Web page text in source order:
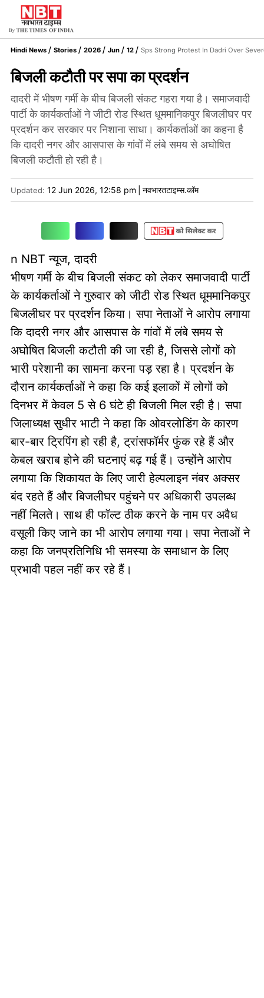
Hindi News Stories 2026 Jun 12 Sps Strong Protest In Dadri Over
बिजली कटौती पर सपा का प्रदर्शन
दादरी में भीषण गर्मी के बीच बिजली संकट गहरा गया है। समाजवादी
पार्टी के कार्यकर्ताओं ने जीटी रोड स्थित धूममानिकपुर बिजलीघर पर
प्रदर्शन कर सरकार पर निशाना साधा। कार्यकर्ताओं का कहना है
कि दादरी नगर और आसपास के गांवों में लंबे समय से अघोषित
बिजली कटौती हो रही है।
Updated: 12 Jun 2026, 12:58 pm नवभारतटाइम्स.कॉम
n NBT न्यूज, दादरी
भीषण गर्मी के बीच बिजली संकट को लेकर समाजवादी पार्टी
के कार्यकर्ताओं ने गुरुवार को जीटी रोड स्थित धूममानिकपुर
बिजलीघर पर प्रदर्शन किया। सपा नेताओं ने आरोप लगाया
कि दादरी नगर और आसपास के गांवों में लंबे समय से
अघोषित बिजली कटौती की जा रही है, जिससे लोगों को
भारी परेशानी का सामना करना पड़ रहा है। प्रदर्शन के
दौरान कार्यकर्ताओं ने कहा कि कई इलाकों में लोगों को
दिनभर में केवल 5 से 6 घंटे ही बिजली मिल रही है। सपा
जिलाध्यक्ष सुधीर भाटी ने कहा कि ओवरलोडिंग के कारण
बार-बार ट्रिपिंग हो रही है, ट्रांसफॉर्मर फुंक रहे हैं और
केबल खराब होने की घटनाएं बढ़ गई हैं। उन्होंने आरोप
लगाया कि शिकायत के लिए जारी हेल्पलाइन नंबर अक्सर
बंद रहते हैं और बिजलीघर पहुंचने पर अधिकारी उपलब्ध
नहीं मिलते। साथ ही फॉल्ट ठीक करने के नाम पर अवैध
वसूली किए जाने का भी आरोप लगाया गया। सपा नेताओं ने
कहा कि जनप्रतिनिधि भी समस्या के समाधान के लिए
प्रभावी पहल नहीं कर रहे हैं।